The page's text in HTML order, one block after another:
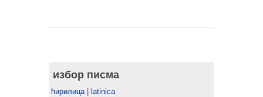
избор писма
ћирилица| latinica